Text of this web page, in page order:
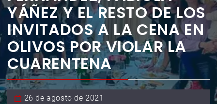
YÁÑEZ Y EL RESTO DE LOS
INVITADOS A LA CENA EN
OLIVOS POR VIOLAR LA
CUARENTENA
26 de agosto de 2021